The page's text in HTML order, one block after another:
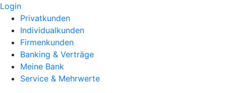
Login
Privatkunden
Individualkunden
Firmenkunden
Banking & Verträge
Meine Bank
Service & Mehrwerte